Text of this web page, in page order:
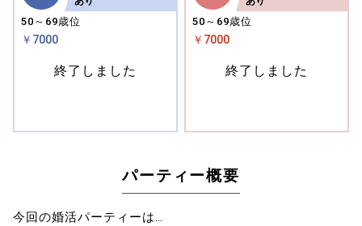
50～69歳位
￥7000
終了しました
50～69歳位
￥7000
終了しました
パーティー概要
今回の婚活パーティーは…